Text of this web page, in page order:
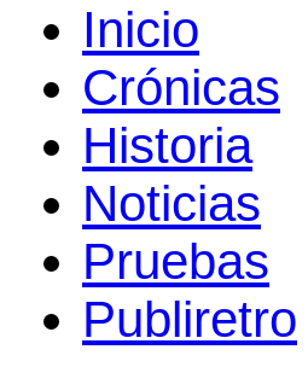
Inicio
Crónicas
Historia
Noticias
Pruebas
Publiretro